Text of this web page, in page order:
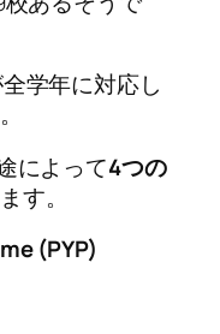
学年に対応し
によって4つの
す。
(PYP)